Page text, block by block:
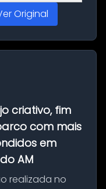
Original
criativo, fim
com mais
em
AM
realizada no